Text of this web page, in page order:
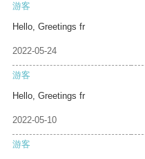
游客
Hello, Greetings fr
2022-05-24
游客
Hello, Greetings fr
2022-05-10
游客